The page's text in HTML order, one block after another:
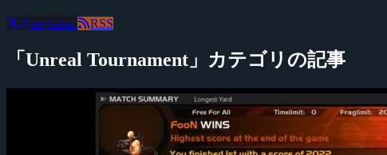
@negitaku RSS
「Unreal Tournament」カテゴリの記事